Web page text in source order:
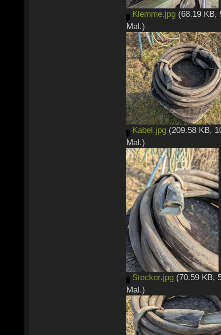
Klemme.jpg (68.19 KB,
Mal.)
Kabel.jpg (209.58 KB,
Mal.)
Stecker.jpg (70.59 KB,
Mal.)